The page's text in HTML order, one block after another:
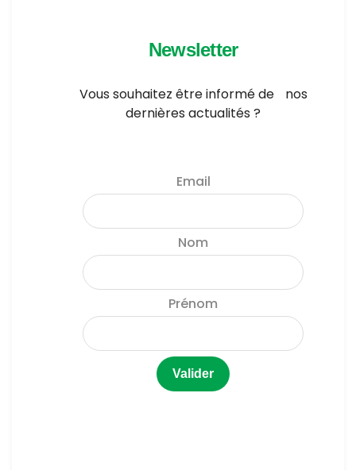
Newsletter
Vous souhaitez être informé de nos
dernières actualités ?
Email
Nom
Prénom